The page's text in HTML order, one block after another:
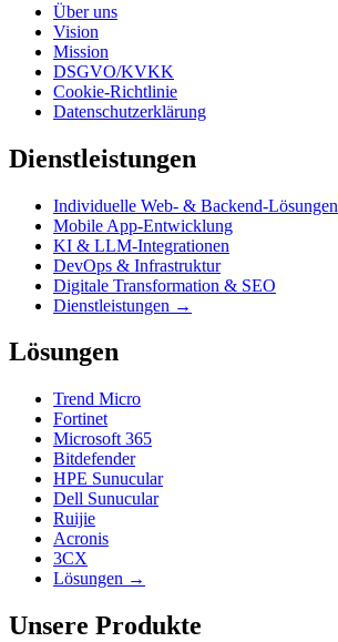
Über uns
Vision
Mission
DSGVO/KVKK
Cookie-Richtlinie
Datenschutzerklärung
Dienstleistungen
Individuelle Web- & Backend-Lösungen
Mobile App-Entwicklung
KI & LLM-Integrationen
DevOps & Infrastruktur
Digitale Transformation & SEO
Dienstleistungen →
Lösungen
Trend Micro
Fortinet
Microsoft 365
Bitdefender
HPE Sunucular
Dell Sunucular
Ruijie
Acronis
3CX
Lösungen →
Unsere Produkte